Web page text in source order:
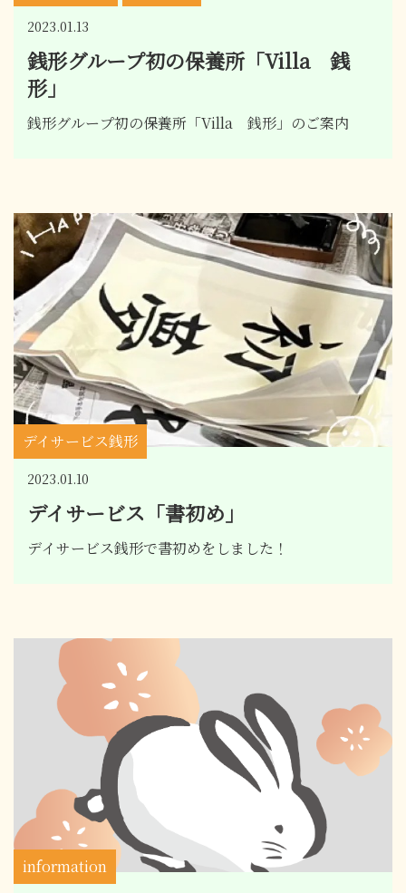
銭形グループ初の保養所「Villa 銭
形」
2023.01.13
銭形グループ初の保養所「Villa 銭形」のご案内
デイサービス「書初め」
2023.01.10
デイサービス銭形で書初めをしました！
デイサービス銭形
information